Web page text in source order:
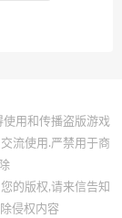
用和传播盗版游戏
流使用.严禁用于商
的版权,请来信告知
侵权内容